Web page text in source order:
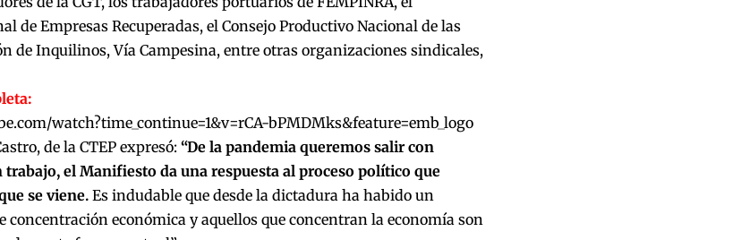
de Empresas Recuperadas, el Consejo Productivo Nacional de las
de Inquilinos, Vía Campesina, entre otras organizaciones sindicales,
watch?time_continue=1&v=rCA-bPMDMks&feature=emb_logo
de la CTEP expresó:“De la pandemia queremos salir con
el Manifiesto da una respuesta al proceso político que
se viene.Es indudable que desde la dictadura ha habido un
concentración económica y aquellos que concentran la economía son